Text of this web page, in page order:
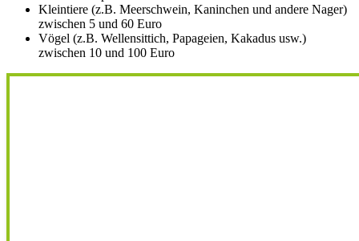
Kleintiere (z.B. Meerschwein, Kaninchen und andere Nager)
zwischen 5 und 60 Euro
Vögel (z.B. Wellensittich, Papageien, Kakadus usw.)
zwischen 10 und 100 Euro